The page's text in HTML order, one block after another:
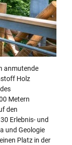
anmutende
Holz
Metern
den
Erlebnis- und
und Geologie
Platz in der